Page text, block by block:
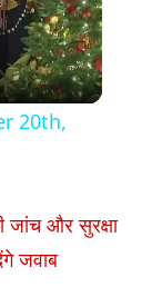
20th,
जांच और सुरक्षा
जवाब